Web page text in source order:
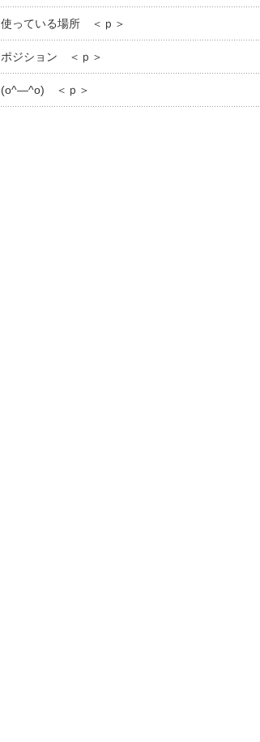
使っている場所 ＜ｐ＞
ポジション ＜ｐ＞
(o^―^o) ＜ｐ＞